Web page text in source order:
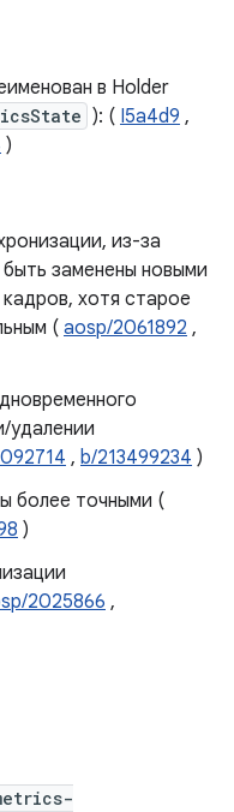
в Holder
): ( I5a4d9 ,
)
из-за
заменены новыми
хотя старое
( aosp/2061892 ,
удалении
, b/213499234 )
более точными (
)
2025866 ,